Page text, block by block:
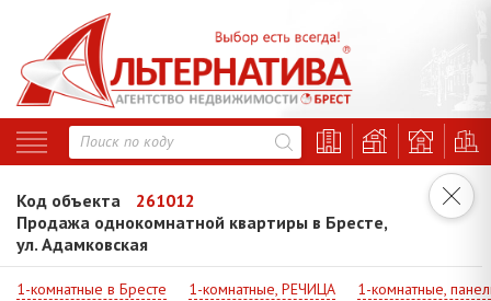
Код объекта
261012
Продажа однокомнатной квартиры в Бресте,
ул. Адамковская
1-комнатные в Бресте 1-комнатные, РЕЧИЦА
1-комнатные,